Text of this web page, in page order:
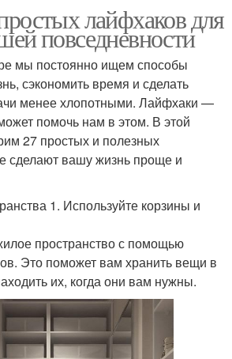
лайфхаков для
повседневности
мы постоянно ищем способы
сэкономить время и сделать
менее хлопотными. Лайфхаки —
помочь нам в этом. В этой
27 простых и полезных
сделают вашу жизнь проще и
1. Используйте корзины и
пространство с помощью
Это поможет вам хранить вещи в
их, когда они вам нужны.